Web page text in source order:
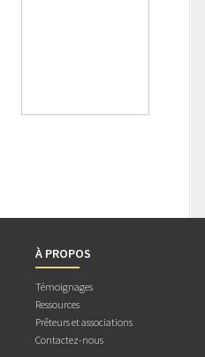
À PROPOS
Témoignages
Ressources
Prêteurs et associations
Contactez-nous